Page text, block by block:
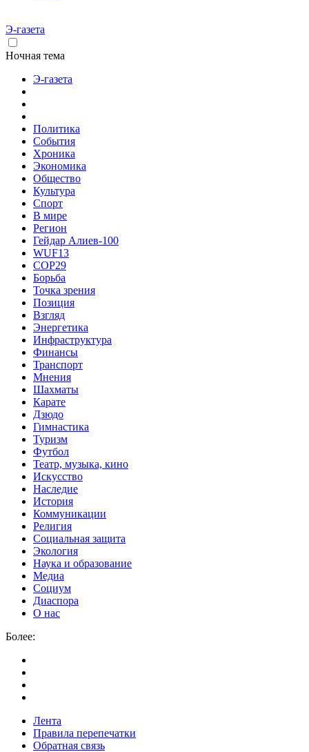
Э-газета
Ночная тема
Э-газета
Политика
События
Хроника
Экономика
Общество
Культура
Спорт
В мире
Регион
Гейдар Алиев-100
WUF13
COP29
Борьба
Точка зрения
Позиция
Взгляд
Энергетика
Инфраструктура
Финансы
Транспорт
Мнения
Шахматы
Карате
Дзюдо
Гимнастика
Туризм
Футбол
Театр, музыка, кино
Искусство
Наследие
История
Коммуникации
Религия
Социальная защита
Экология
Наука и образование
Медиа
Социум
Диаспора
О нас
Более:
Лента
Правила перепечатки
Обратная связь